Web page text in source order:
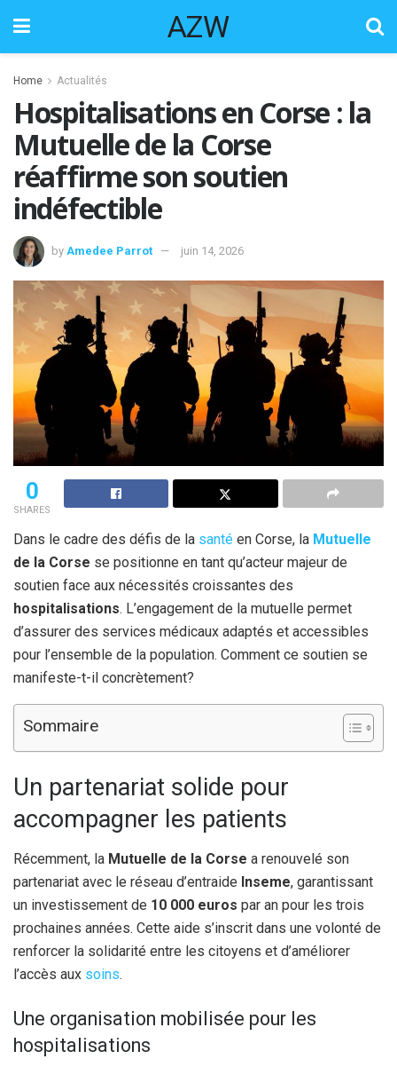
AZW
Home Actualités
Hospitalisations en Corse : la
Mutuelle de la Corse
réaffirme son soutien
indéfectible
by Amedee Parrot juin 14, 2026
0
SHARES
Dans le cadre des défis de la santé en Corse, la Mutuelle
de la Corse se positionne en tant qu’acteur majeur de
soutien face aux nécessités croissantes des
hospitalisations. L’engagement de la mutuelle permet
d’assurer des services médicaux adaptés et accessibles
pour l’ensemble de la population. Comment ce soutien se
manifeste-t-il concrètement?
Sommaire
Un partenariat solide pour
accompagner les patients
Récemment, la Mutuelle de la Corse a renouvelé son
partenariat avec le réseau d’entraide Inseme, garantissant
un investissement de 10 000 euros par an pour les trois
prochaines années. Cette aide s’inscrit dans une volonté de
renforcer la solidarité entre les citoyens et d’améliorer
l’accès aux soins.
Une organisation mobilisée pour les
hospitalisations